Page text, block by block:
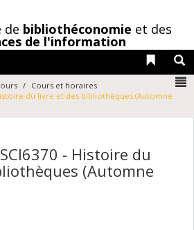
de bibliothéconomie et des
de l'information
Liens
Cours et horaires
du livre et des bibliothèques (Automne
- Histoire du
(Automne